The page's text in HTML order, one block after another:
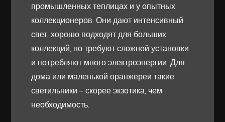
промышленных теплицах и у опытных
коллекционеров. Они дают интенсивный
свет, хорошо подходят для больших
коллекций, но требуют сложной установки
и потребляют много электроэнергии. Для
дома или маленькой оранжереи такие
светильники – скорее экзотика, чем
необходимость.